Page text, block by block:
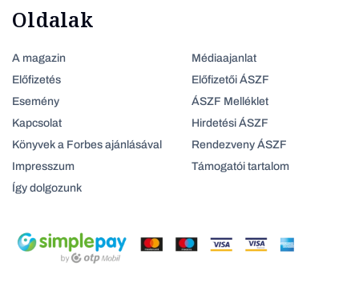
Oldalak
A magazin
Előfizetés
Esemény
Kapcsolat
Könyvek a Forbes ajánlásával
Impresszum
Így dolgozunk
Médiaajanlat
Előfizetői ÁSZF
ÁSZF Melléklet
Hirdetési ÁSZF
Rendezveny ÁSZF
Támogatói tartalom